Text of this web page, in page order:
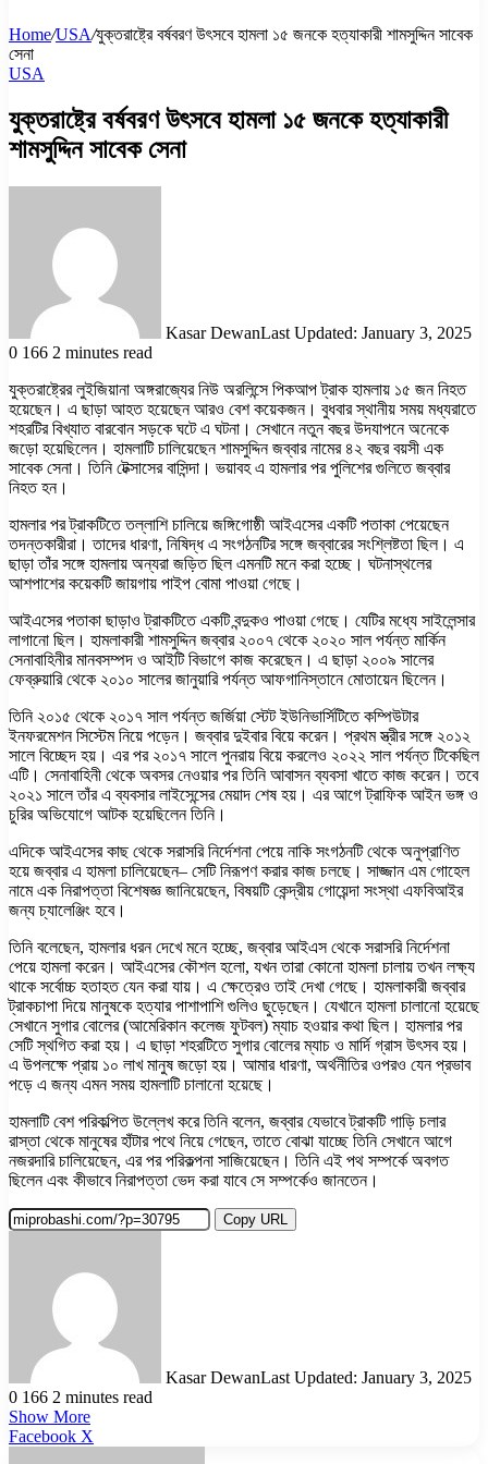
Home/USA/যুক্তরাষ্ট্রে বর্ষবরণ উৎসবে হামলা ১৫ জনকে হত্যাকারী শামসুদ্দিন সাবেক
সেনা
USA
যুক্তরাষ্ট্রে বর্ষবরণ উৎসবে হামলা ১৫ জনকে হত্যাকারী
শামসুদ্দিন সাবেক সেনা
Kasar DewanLast Updated: January 3, 2025
0 166 2 minutes read
যুক্তরাষ্ট্রের লুইজিয়ানা অঙ্গরাজ্যের নিউ অরলিন্সে পিকআপ ট্রাক হামলায় ১৫ জন নিহত
হয়েছেন। এ ছাড়া আহত হয়েছেন আরও বেশ কয়েকজন। বুধবার স্থানীয় সময় মধ্যরাতে
শহরটির বিখ্যাত বারবোন সড়কে ঘটে এ ঘটনা। সেখানে নতুন বছর উদযাপনে অনেকে
জড়ো হয়েছিলেন। হামলাটি চালিয়েছেন শামসুদ্দিন জব্বার নামের ৪২ বছর বয়সী এক
সাবেক সেনা। তিনি টেক্সাসের বাসিন্দা। ভয়াবহ এ হামলার পর পুলিশের গুলিতে জব্বার
নিহত হন।
হামলার পর ট্রাকটিতে তল্লাশি চালিয়ে জঙ্গিগোষ্ঠী আইএসের একটি পতাকা পেয়েছেন
তদন্তকারীরা। তাদের ধারণা, নিষিদ্ধ এ সংগঠনটির সঙ্গে জব্বারের সংশ্লিষ্টতা ছিল। এ
ছাড়া তাঁর সঙ্গে হামলায় অন্যরা জড়িত ছিল এমনটি মনে করা হচ্ছে। ঘটনাস্থলের
আশপাশের কয়েকটি জায়গায় পাইপ বোমা পাওয়া গেছে।
আইএসের পতাকা ছাড়াও ট্রাকটিতে একটি বন্দুকও পাওয়া গেছে। যেটির মধ্যে সাইলেন্সার
লাগানো ছিল। হামলাকারী শামসুদ্দিন জব্বার ২০০৭ থেকে ২০২০ সাল পর্যন্ত মার্কিন
সেনাবাহিনীর মানবসম্পদ ও আইটি বিভাগে কাজ করেছেন। এ ছাড়া ২০০৯ সালের
ফেব্রুয়ারি থেকে ২০১০ সালের জানুয়ারি পর্যন্ত আফগানিস্তানে মোতায়েন ছিলেন।
তিনি ২০১৫ থেকে ২০১৭ সাল পর্যন্ত জর্জিয়া স্টেট ইউনিভার্সিটিতে কম্পিউটার
ইনফরমেশন সিস্টেম নিয়ে পড়েন। জব্বার দুইবার বিয়ে করেন। প্রথম স্ত্রীর সঙ্গে ২০১২
সালে বিচ্ছেদ হয়। এর পর ২০১৭ সালে পুনরায় বিয়ে করলেও ২০২২ সাল পর্যন্ত টিকেছিল
এটি। সেনাবাহিনী থেকে অবসর নেওয়ার পর তিনি আবাসন ব্যবসা খাতে কাজ করেন। তবে
২০২১ সালে তাঁর এ ব্যবসার লাইসেন্সের মেয়াদ শেষ হয়। এর আগে ট্রাফিক আইন ভঙ্গ ও
চুরির অভিযোগে আটক হয়েছিলেন তিনি।
এদিকে আইএসের কাছ থেকে সরাসরি নির্দেশনা পেয়ে নাকি সংগঠনটি থেকে অনুপ্রাণিত
হয়ে জব্বার এ হামলা চালিয়েছেন– সেটি নিরূপণ করার কাজ চলছে। সাজ্জান এম গোহেল
নামে এক নিরাপত্তা বিশেষজ্ঞ জানিয়েছেন, বিষয়টি কেন্দ্রীয় গোয়েন্দা সংস্থা এফবিআইর
জন্য চ্যালেঞ্জিং হবে।
তিনি বলেছেন, হামলার ধরন দেখে মনে হচ্ছে, জব্বার আইএস থেকে সরাসরি নির্দেশনা
পেয়ে হামলা করেন। আইএসের কৌশল হলো, যখন তারা কোনো হামলা চালায় তখন লক্ষ্য
থাকে সর্বোচ্চ হতাহত যেন করা যায়। এ ক্ষেত্রেও তাই দেখা গেছে। হামলাকারী জব্বার
ট্রাকচাপা দিয়ে মানুষকে হত্যার পাশাপাশি গুলিও ছুড়েছেন। যেখানে হামলা চালানো হয়েছে
সেখানে সুগার বোলের (আমেরিকান কলেজ ফুটবল) ম্যাচ হওয়ার কথা ছিল। হামলার পর
সেটি স্থগিত করা হয়। এ ছাড়া শহরটিতে সুগার বোলের ম্যাচ ও মার্দি গ্রাস উৎসব হয়।
এ উপলক্ষে প্রায় ১০ লাখ মানুষ জড়ো হয়। আমার ধারণা, অর্থনীতির ওপরও যেন প্রভাব
পড়ে এ জন্য এমন সময় হামলাটি চালানো হয়েছে।
হামলাটি বেশ পরিকল্পিত উল্লেখ করে তিনি বলেন, জব্বার যেভাবে ট্রাকটি গাড়ি চলার
রাস্তা থেকে মানুষের হাঁটার পথে নিয়ে গেছেন, তাতে বোঝা যাচ্ছে তিনি সেখানে আগে
নজরদারি চালিয়েছেন, এর পর পরিকল্পনা সাজিয়েছেন। তিনি এই পথ সম্পর্কে অবগত
ছিলেন এবং কীভাবে নিরাপত্তা ভেদ করা যাবে সে সম্পর্কেও জানতেন।
Copy URL
Kasar DewanLast Updated: January 3, 2025
0 166 2 minutes read
Show More
Facebook X